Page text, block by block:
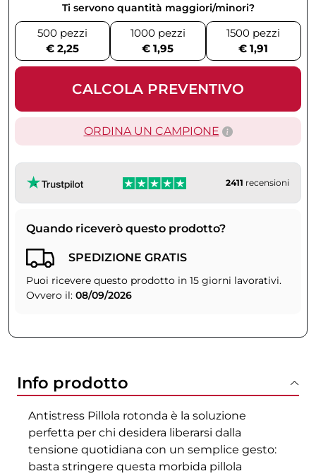
Ti servono quantità maggiori/minori?
500 pezzi
€ 2,25
1000 pezzi
€ 1,95
1500 pezzi
€ 1,91
CALCOLA PREVENTIVO
ORDINA UN CAMPIONE
2411 recensioni
Quando riceverò questo prodotto?
SPEDIZIONE GRATIS
Puoi ricevere questo prodotto in 15 giorni lavorativi.
Ovvero il: 08/09/2026
Info prodotto
Antistress Pillola rotonda è la soluzione
perfetta per chi desidera liberarsi dalla
tensione quotidiana con un semplice gesto:
basta stringere questa morbida pillola